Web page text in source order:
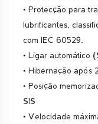
• Protecção para
lubrificantes,
com IEC 60529,
• Ligar automático
• Hibernação após
• Posição
SIS
• Velocidade